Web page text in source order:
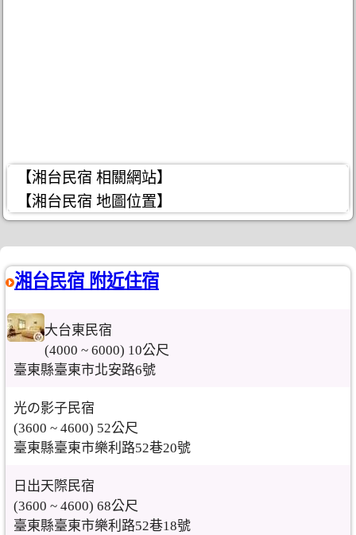
【湘台民宿 相關網站】
【湘台民宿 地圖位置】
湘台民宿 附近住宿
大台東民宿
(4000 ~ 6000) 10公尺
臺東縣臺東市北安路6號
光の影子民宿
(3600 ~ 4600) 52公尺
臺東縣臺東市樂利路52巷20號
日出天際民宿
(3600 ~ 4600) 68公尺
臺東縣臺東市樂利路52巷18號